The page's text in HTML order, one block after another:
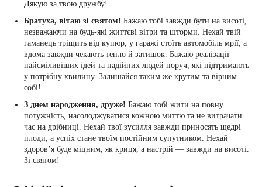
Дякую за твою дружбу!
Братуха, вітаю зі святом! Бажаю тобі завжди бути на висоті,
незважаючи на будь-які життєві вітри та шторми. Нехай твій
гаманець тріщить від купюр, у гаражі стоїть автомобіль мрії, а
вдома завжди чекають тепло й затишок. Бажаю реалізації
найсміливіших ідей та надійних людей поруч, які підтримають
у потрібну хвилину. Залишайся таким же крутим та вірним
собі!
З днем народження, друже! Бажаю тобі жити на повну
потужність, насолоджуватися кожною миттю та не витрачати
час на дрібниці. Нехай твої зусилля завжди приносять щедрі
плоди, а успіх стане твоїм постійним супутником. Нехай
здоров’я буде міцним, як криця, а настрій — завжди на висоті.
Зі святом!